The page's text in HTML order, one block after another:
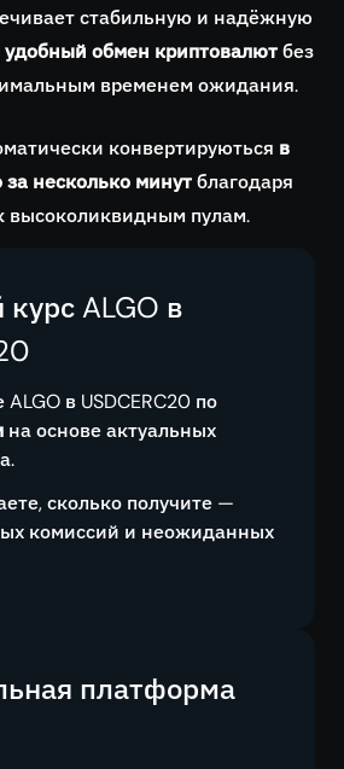
стабильную и надёжную
удобный обмен криптовалютбез
временем ожидания.
конвертируються в
за несколько минутблагодаря
высоколиквидным пулам.
ALGO в
в USDCERC20 по
на основе актуальных
сколько получите —
комиссий и неожиданных
платформа